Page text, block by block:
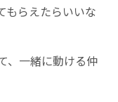
もらえたらいいな
、一緒に動ける仲